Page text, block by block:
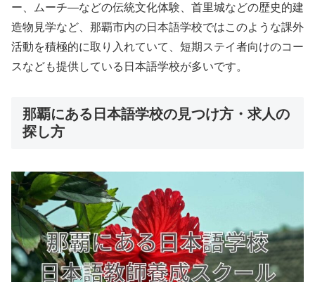
ー、ムーチ―などの伝統文化体験、首里城などの歴史的建
造物見学など、那覇市内の日本語学校ではこのような課外
活動を積極的に取り入れていて、短期ステイ者向けのコー
スなども提供している日本語学校が多いです。
那覇にある日本語学校の見つけ方・求人の
探し方